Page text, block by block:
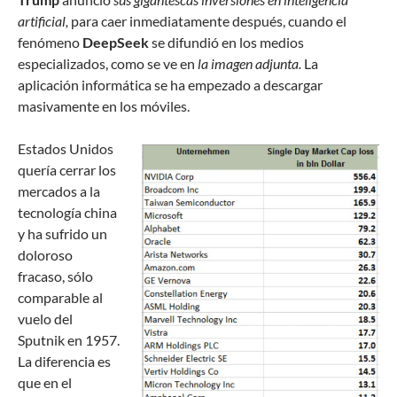
artificial, para caer inmediatamente después, cuando el
fenómeno DeepSeekse difundió en los medios
especializados, como se ve en la imagen adjunta. La
aplicación informática se ha empezado a descargar
masivamente en los móviles.
Estados Unidos
quería cerrar los
mercados a la
tecnología china
y ha sufrido un
doloroso
fracaso, sólo
comparable al
vuelo del
Sputnik en 1957.
La diferencia es
que en el